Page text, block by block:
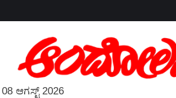
ಆಗಸ್ಟ್ 2026